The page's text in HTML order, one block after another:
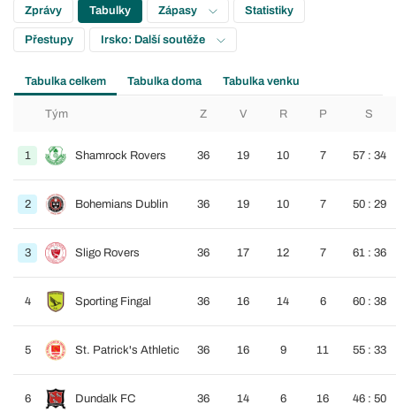
Zprávy Tabulky Zápasy Statistiky
Přestupy Irsko: Další soutěže
Tabulka celkem Tabulka doma Tabulka venku
Tým Z V R P S
1 Shamrock Rovers 36 19 10 7 57 : 34
2 Bohemians Dublin 36 19 10 7 50 : 29
3 Sligo Rovers 36 17 12 7 61 : 36
4 Sporting Fingal 36 16 14 6 60 : 38
5 St. Patrick's Athletic 36 16 9 11 55 : 33
6 Dundalk FC 36 14 6 16 46 : 50